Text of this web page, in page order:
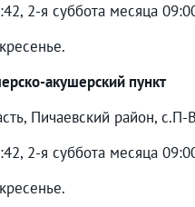
2-я суббота месяца
акушерский пункт
Пичаевский район,
2-я суббота месяца